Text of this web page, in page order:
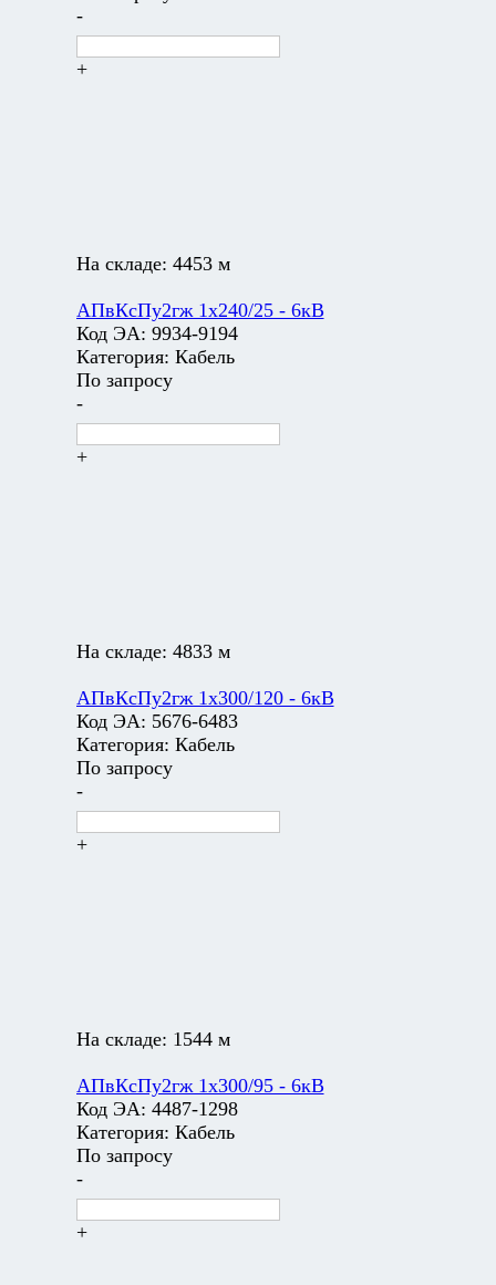
-
+
На складе: 4453 м
АПвКсПу2гж 1х240/25 - 6кВ
Код ЭА: 9934-9194
Категория: Кабель
По запросу
-
+
На складе: 4833 м
АПвКсПу2гж 1х300/120 - 6кВ
Код ЭА: 5676-6483
Категория: Кабель
По запросу
-
+
На складе: 1544 м
АПвКсПу2гж 1х300/95 - 6кВ
Код ЭА: 4487-1298
Категория: Кабель
По запросу
-
+